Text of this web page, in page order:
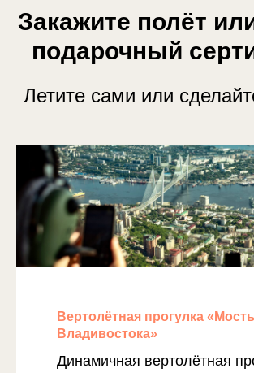
Закажите полёт
подарочный
Летите сами или
Вертолётная прогулка
Владивостока»
Динамичная вертолётная